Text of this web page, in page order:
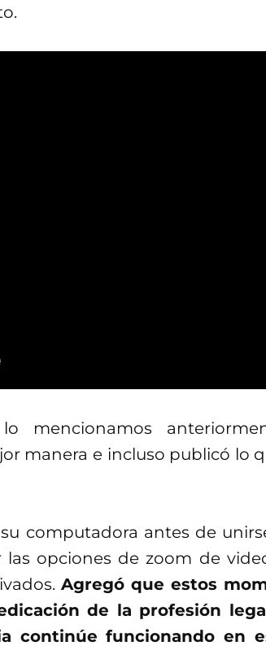
mencionamos
manera e incluso publicó lo
computadora antes de
opciones de zoom de
Agregó que estos
de la profesión
continúe funcionando en